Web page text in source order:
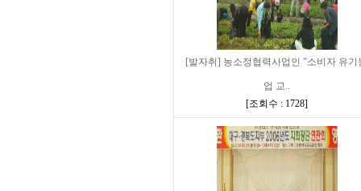
[발자취] 농소정협력사업인 "소비자 유기
업 교..
[조회수 : 1728]